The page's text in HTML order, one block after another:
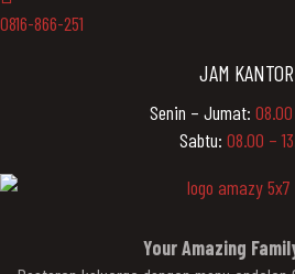
0816-866-251
JAM KANTOR
Senin – Jumat:
Sabtu: 08.00 –
Your Amazing